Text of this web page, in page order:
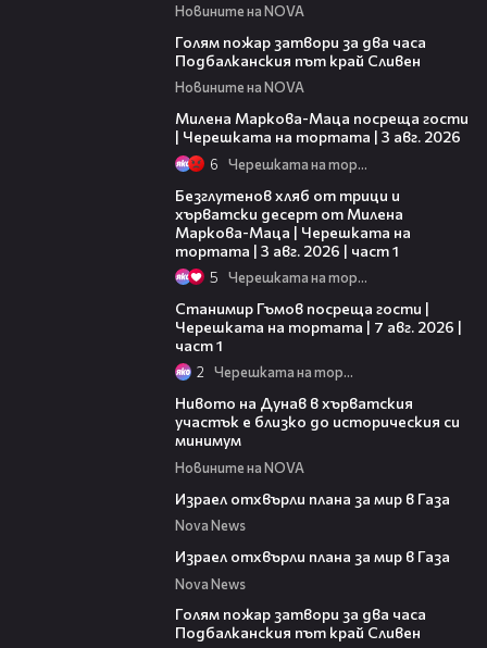
Новините на NOVA
Голям пожар затвори за два часа
Подбалканския път край Сливен
Новините на NOVA
Милена Маркова-Маца посреща гости
| Черешката на тортата | 3 авг. 2026
6 Черешката на тортата
Безглутенов хляб от трици и
хърватски десерт от Милена
Маркова-Маца | Черешката на
тортата | 3 авг. 2026 | част 1
5 Черешката на тортата
Станимир Гъмов посреща гости |
Черешката на тортата | 7 авг. 2026 |
част 1
2 Черешката на тортата
Нивото на Дунав в хърватския
участък е близко до историческия си
минимум
Новините на NOVA
Израел отхвърли плана за мир в Газа
Nova News
Израел отхвърли плана за мир в Газа
Nova News
Голям пожар затвори за два часа
Подбалканския път край Сливен